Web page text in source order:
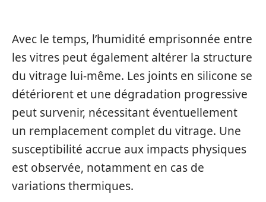
Avec le temps, l’humidité emprisonnée entre
les vitres peut également altérer la structure
du vitrage lui-même. Les joints en silicone se
détériorent et une dégradation progressive
peut survenir, nécessitant éventuellement
un remplacement complet du vitrage. Une
susceptibilité accrue aux impacts physiques
est observée, notamment en cas de
variations thermiques.